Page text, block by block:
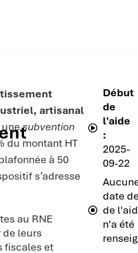
artisanal
subvention
du montant HT
à 50
s’adresse
au RNE
de leurs
fiscales et
Début
de
l'aide
:
2025-
09-22
date
de
n'a été